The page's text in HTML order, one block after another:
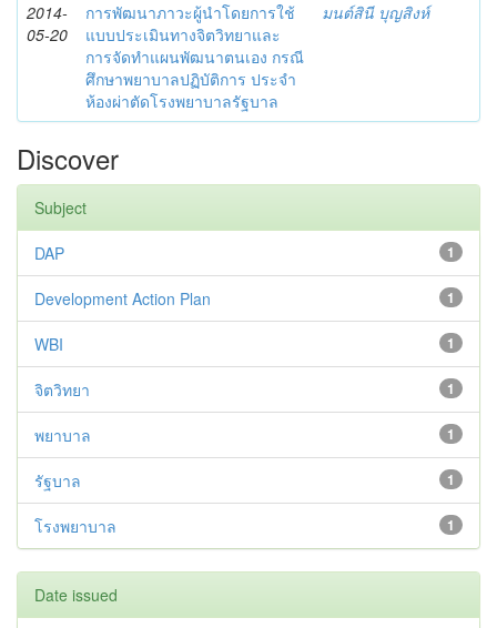
2014-
05-20
การพัฒนาภาวะผู้นำโดยการใช้
แบบประเมินทางจิตวิทยาและ
การจัดทำแผนพัฒนาตนเอง กรณี
ศึกษาพยาบาลปฏิบัติการ ประจำ
ห้องผ่าตัดโรงพยาบาลรัฐบาล
มนต์สินี บุญสิงห์
Discover
Subject
1
DAP
1
Development Action Plan
1
WBI
1
จิตวิทยา
1
พยาบาล
1
รัฐบาล
1
โรงพยาบาล
Date issued